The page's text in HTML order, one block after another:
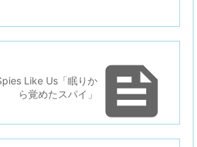

Like Us「眠りか
ら覚めたスパイ」